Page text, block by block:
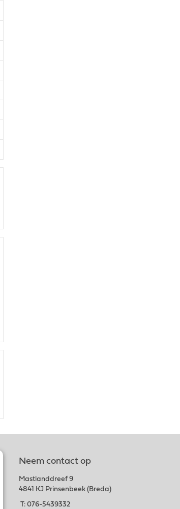
Neem contact op
Mastlanddreef 9
4841 KJ Prinsenbeek (Breda)
T: 076-5439332